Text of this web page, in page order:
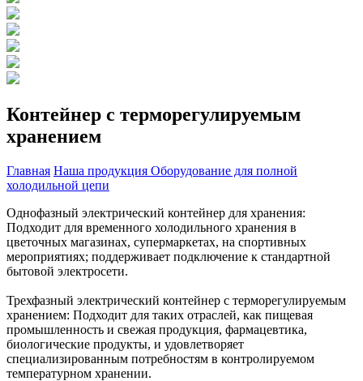
Контейнер с терморегулируемым
хранением
Главная Наша продукция Оборудование для полной
холодильной цепи
Однофазный электрический контейнер для хранения:
Подходит для временного холодильного хранения в
цветочных магазинах, супермаркетах, на спортивных
мероприятиях; поддерживает подключение к стандартной
бытовой электросети.
Трехфазный электрический контейнер с терморегулируемым
хранением: Подходит для таких отраслей, как пищевая
промышленность и свежая продукция, фармацевтика,
биологические продукты, и удовлетворяет
специализированным потребностям в контролируемом
температурном хранении.